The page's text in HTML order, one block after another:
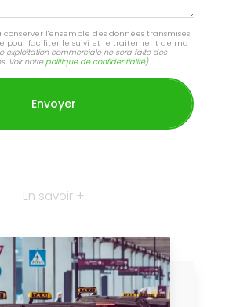
conserver l'ensemble des données transmises
pour faciliter le suivi et le traitement de ma
exploitation commerciale ne sera faite des
Voir notrepolitique de confidentialité)
En savoir +